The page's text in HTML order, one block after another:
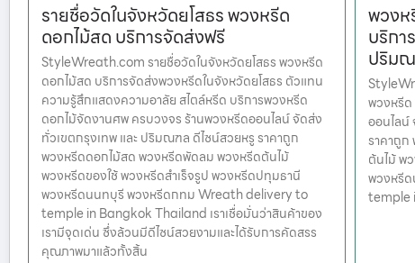
รายชื่อวัดในจังหวัดยโสธร พวงหรีด
ดอกไม้สด บริการจัดส่งฟรี
StyleWreath.com รายชื่อวัดในจังหวัดยโสธร พวงหรีด
ดอกไม้สด บริการจัดส่งพวงหรีดในจังหวัดยโสธร ตัวแทน
ความรู้สึกแสดงความอาลัย สไตล์หรีด บริการพวงหรีด
ดอกไม้จัดงานศพ ครบวงจร ร้านพวงหรีดออนไลน์ จัดส่ง
ทั่วเขตกรุงเทพ และ ปริมณฑล ดีไซน์สวยหรู ราคาถูก
พวงหรีดดอกไม้สด พวงหรีดพัดลม พวงหรีดต้นไม้
พวงหรีดของใช้ พวงหรีดสำเร็จรูป พวงหรีดปทุมธานี
พวงหรีดนนทบุรี พวงหรีดกทม Wreath delivery to
temple in Bangkok Thailand เราเชื่อมั่นว่าสินค้าของ
เรามีจุดเด่น ซึ่งล้วนมีดีไซน์สวยงามและได้รับการคัดสรร
คุณภาพมาแล้วทั้งสิ้น
พวงห
บริกา
ปริม
พวงหรี
ออนไลน์
ราคาถู
ต้นไม้ พ
พวงหรี
temple